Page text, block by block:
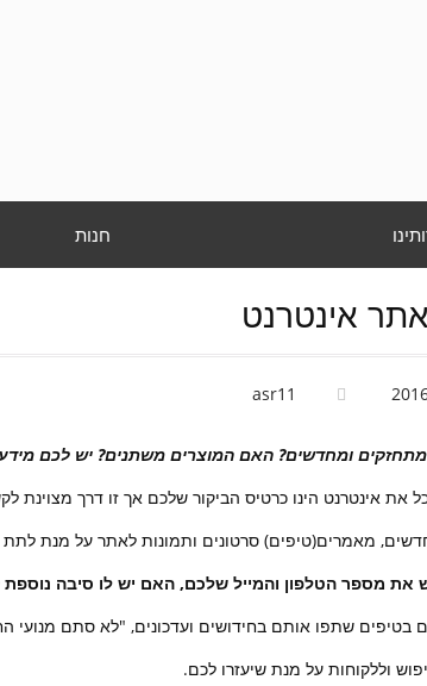
חנות
אינטרנט
asr11
ומחדשים? האם המוצרים משתנים? יש לכם מידע
את אינטרנט הינו כרטיס הביקור שלכם אך זו דרך מצוינת
מאמרים(טיפים) סרטונים ותמונות לאתר על מנת
את מספר הטלפון והמייל שלכם, האם יש לו סיבה
בטיפים שתפו אותם בחידושים ועדכונים, "לא סתם
וללקוחות על מנת שיעזרו לכם.